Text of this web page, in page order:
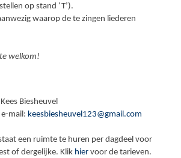
op stand ‘T’).
waarop de te zingen liederen
welkom!
Biesheuvel
mail: keesbiesheuvel123@gmail.com
een ruimte te huren per dagdeel voor
of dergelijke. Klik hier voor de tarieven.